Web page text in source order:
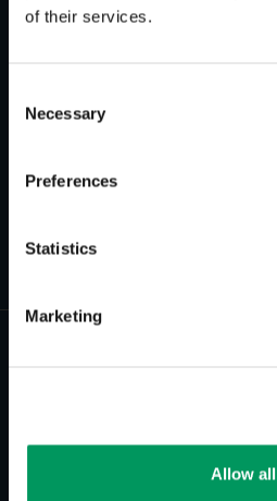
of their services.
Selection
Necessary
Preferences
Statistics
Marketing
Allow all
Zurück zur Übersicht